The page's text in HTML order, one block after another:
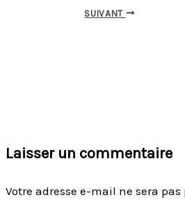
SUIVANT
Laisser un commentaire
Votre adresse e-mail ne sera pas